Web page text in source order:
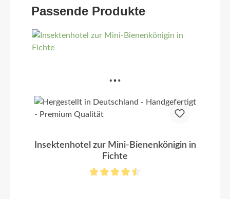
Passende Produkte
Insektenhotel zur Mini-Bienenkönigin in
Fichte